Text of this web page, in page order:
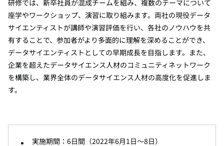
研修では、新卒社員が混成チームを組み、複数のテーマについて
座学やワークショップ、演習に取り組みます。両社の現役データ
サイエンティストが講師や演習評価を行い、各社のノウハウを共
有することで、参加者がより多面的に理解を深めることができ、
データサイエンティストとしての早期成長を目指します。また、
企業を超えたデータサイエンス人材のコミュニティネットワーク
を構築し、業界全体のデータサイエンス人材の高度化を促進しま
す。
実施期間：6日間（2022年6月1日～8日）